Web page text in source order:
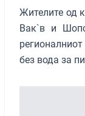
Жителите од
Вак`в и
без вода за